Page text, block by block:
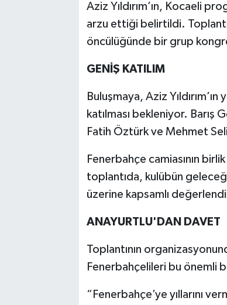
Aziz Yıldırım’ın, Kocaeli
arzu ettiği belirtildi.
öncülüğünde bir grup
GENİŞ KATILIM
Buluşmaya, Aziz
katılması bekleniyor.
Fatih Öztürk ve Mehmet
Fenerbahçe camiasının
toplantıda, kulübün
üzerine kapsamlı
ANAYURTLU'DAN DAVET
Toplantının
Fenerbahçelileri bu önemli
“Fenerbahçe’ye yıllarını